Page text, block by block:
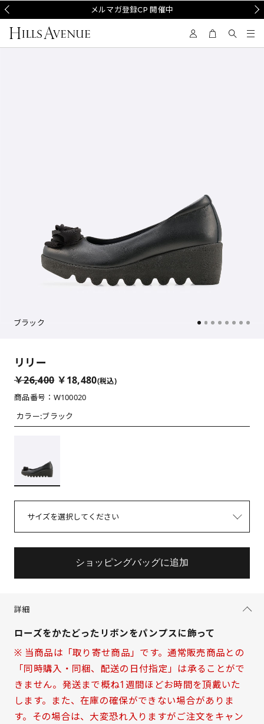
メルマガ登録CP 開催中
ブラック
リリー
￥26,400 ￥18,480(税込)
商品番号：W100020
カラー:ブラック
サイズを選択してください
ショッピングバッグに追加
詳細
ローズをかたどったリボンをパンプスに飾って
※ 当商品は「取り寄せ商品」です。通常販売商品との
「同時購入・同梱、配送の日付指定」は承ることがで
きません。発送まで概ね1週間ほどお時間を頂戴いた
します。また、在庫の確保ができない場合がありま
す。その場合は、大変恐れ入りますがご注文をキャン